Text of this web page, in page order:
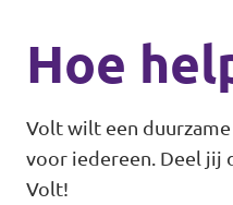
Hoe
Volt wilt een
voor iedereen. Deel jij
Volt!